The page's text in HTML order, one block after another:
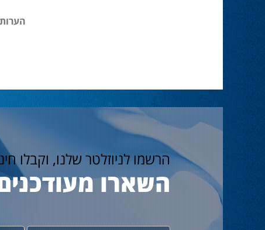
הרשמו לניוזלטר שלנו, וקבלו
השארו